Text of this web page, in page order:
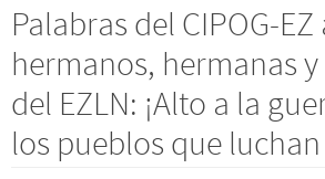
Palabras del CIPOG-
hermanos, hermanas
del EZLN: ¡Alto a la
los pueblos que